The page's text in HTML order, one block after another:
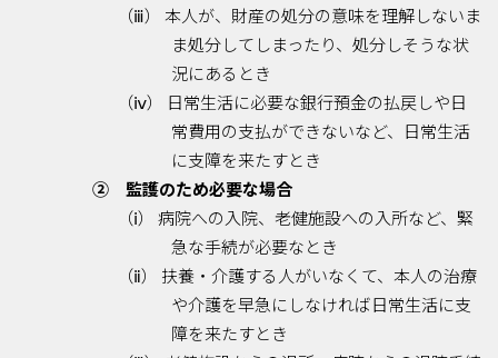
（ⅲ） 本人が、財産の処分の意味を理解しないま
ま処分してしまったり、処分しそうな状
況にあるとき
（ⅳ） 日常生活に必要な銀行預金の払戻しや日
常費用の支払ができないなど、日常生活
に支障を来たすとき
② 監護のため必要な場合
（ⅰ） 病院への入院、老健施設への入所など、緊
急な手続が必要なとき
（ⅱ） 扶養・介護する人がいなくて、本人の治療
や介護を早急にしなければ日常生活に支
障を来たすとき